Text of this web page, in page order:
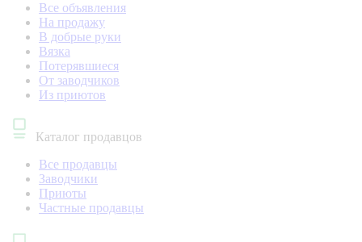
Все объявления
На продажу
В добрые руки
Вязка
Потерявшиеся
От заводчиков
Из приютов
Каталог продавцов
Все продавцы
Заводчики
Приюты
Частные продавцы